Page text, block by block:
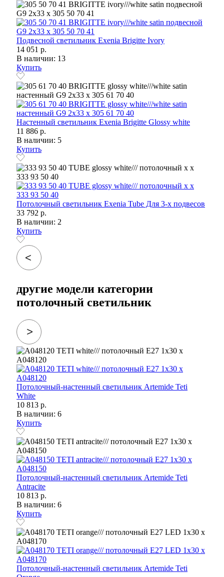
Подвесной светильник Exenia Brigitte Ivory
14 051 р.
В наличии: 13
Купить
Настенный светильник Exenia Brigitte Glossy white
11 886 р.
В наличии: 5
Купить
Потолочный светильник Exenia Tube Для 3-х подвесов
33 792 р.
В наличии: 2
Купить
другие модели категории
потолочный светильник
Потолочный-настенный светильник Artemide Teti
White
10 813 р.
В наличии: 6
Купить
Потолочный-настенный светильник Artemide Teti
Antracite
10 813 р.
В наличии: 6
Купить
Потолочный-настенный светильник Artemide Teti